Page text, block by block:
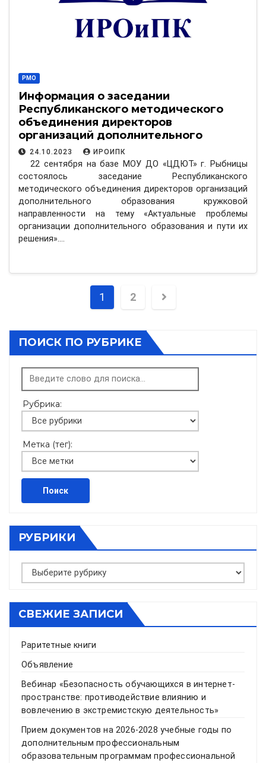
РМО
Информация о заседании
Республиканского методического
объединения директоров
организаций дополнительного
образования кружковой
направленности от 22.09.2023 г.
24.10.2023 ИРОИПК
22 сентября на базе МОУ ДО «ЦДЮТ» г. Рыбницы
состоялось заседание Республиканского
методического объединения директоров организаций
дополнительного образования кружковой
направленности на тему «Актуальные проблемы
организации дополнительного образования и пути их
решения».…
Пагинация
записей
1 2
ПОИСК ПО РУБРИКЕ
Рубрика:
Метка (тег):
РУБРИКИ
Рубрики
СВЕЖИЕ ЗАПИСИ
Раритетные книги
Объявление
Вебинар «Безопасность обучающихся в интернет-
пространстве: противодействие влиянию и
вовлечению в экстремистскую деятельность»
Прием документов на 2026-2028 учебные годы по
дополнительным профессиональным
образовательным программам профессиональной